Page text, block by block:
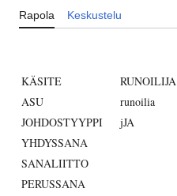
Rapola Keskustelu
KÄSITE
RUNOILIJA
ASU
runoilia
JOHDOSTYYPPI
jJA
YHDYSSANA
SANALIITTO
PERUSSANA